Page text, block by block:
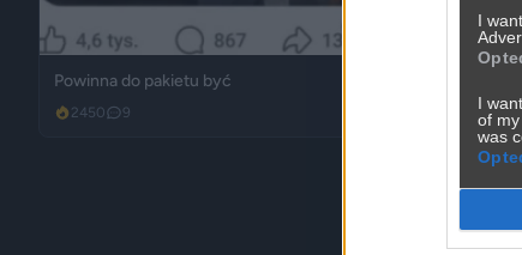
I
I
of
was
Powinna do pakietu być
2450 9 Inne